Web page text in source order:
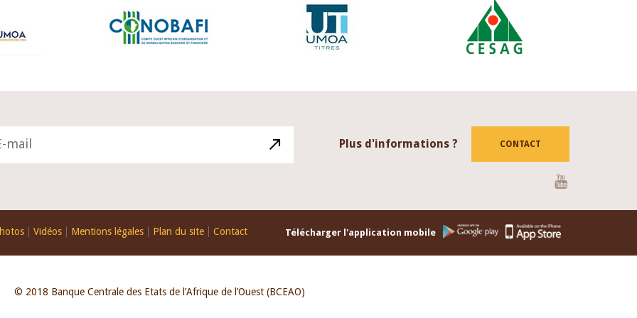
Plus d'informations ? CONTACT
Vidéos Mentions légales Plan du site Contact Télécharger l'application mobile
© 2018 Banque Centrale des Etats de l’Afrique de l’Ouest (BCEAO)